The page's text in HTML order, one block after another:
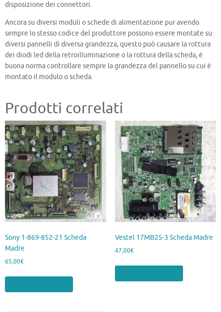
disposizione dei connettori.
Ancora su diversi moduli o schede di alimentazione pur avendo
sempre lo stesso codice del produttore possono essere montate su
diversi pannelli di diversa grandezza, questo può causare la rottura
dei diodi led della retroilluminazione o la rottura della scheda, è
buona norma controllare sempre la grandezza del pannello su cui è
montato il modulo o scheda.
Prodotti correlati
Sony 1-869-852-21 Scheda
Madre
65,00€
Vestel 17MB25-3 Scheda Madre
47,00€